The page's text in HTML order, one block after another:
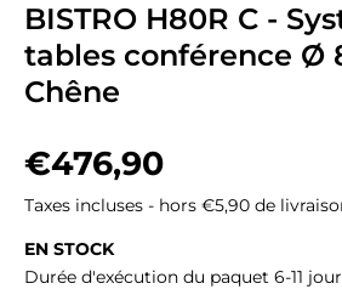
BISTRO H80R C -
tables conférence Ø
Chêne
Prix habituel
€476,90
Taxes incluses - hors €5,90 de
EN STOCK
Durée d'exécution du paquet 6-11